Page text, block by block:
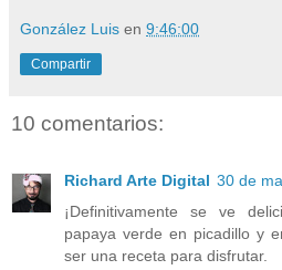
González Luis en 9:46:00
Compartir
10 comentarios:
Richard Arte Digital 30 de
¡Definitivamente se ve
papaya verde en picadillo y
ser una receta para disfrutar.